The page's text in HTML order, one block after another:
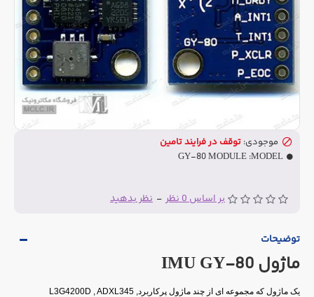
بر اساس 0 نظر - نظر بدهید
موجودی: توقف در فرایند تامین
MODEL:
GY-80 MODULE
توضیحات
ماژول IMU GY-80
یک ماژول که مجموعه ای از چند ماژول پرکاربردL3G4200D , ADXL345 ,